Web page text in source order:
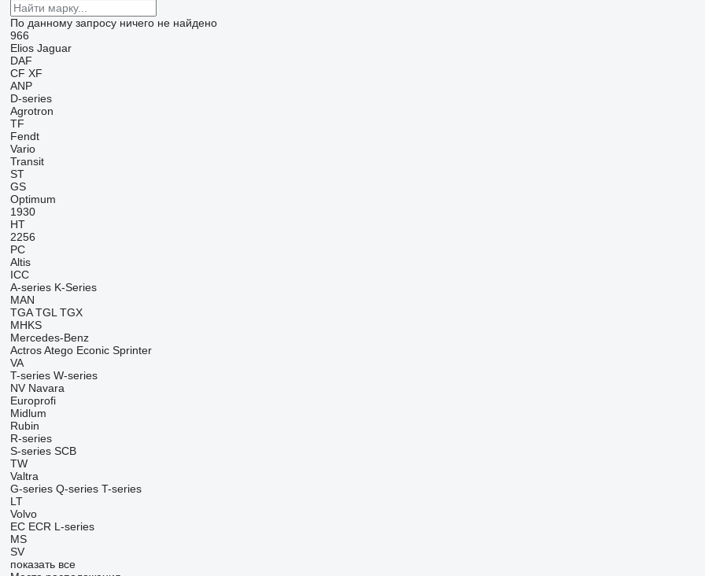
По данному запросу ничего не найдено
966
Elios Jaguar
DAF
CF XF
ANP
D-series
Agrotron
TF
Fendt
Vario
Transit
ST
GS
Optimum
1930
HT
2256
PC
Altis
ICC
A-series K-Series
MAN
TGA TGL TGX
MHKS
Mercedes-Benz
Actros Atego Econic Sprinter
VA
T-series W-series
NV Navara
Europrofi
Midlum
Rubin
R-series
S-series SCB
TW
Valtra
G-series Q-series T-series
LT
Volvo
EC ECR L-series
MS
SV
показать все